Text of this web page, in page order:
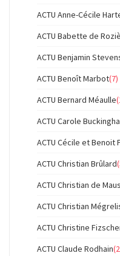
ACTU Anne-Cécile
ACTU Babette de
ACTU Benjamin
ACTU Benoît Marbot(7)
ACTU Bernard Méaulle
ACTU Carole
ACTU Cécile et Benoit
ACTU Christian Brûlard
ACTU Christian de
ACTU Christian
ACTU Christine
ACTU Claude Rodhain